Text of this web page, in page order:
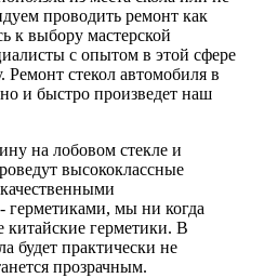
проводить ремонт как
к выбору мастерской
с опытом в этой сфере
Ремонт стекол автомобиля в
и быстро произведет наш
на лобовом стекле и
высококлассные
герметиками, мы ни когда
герметики. В
будет практически не
прозрачным.